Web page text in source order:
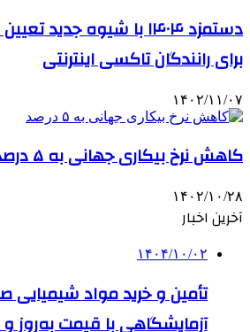
دستمزد ۱۴۰۴ با شیوه
برای رانندگان تاکسی اینترنتی
۱۴۰۲/۱۱/۰۷
کاهش نرخ بیکاری جهانی به ۵ درصد
۱۴۰۲/۱۰/۲۸
آخرین اخبار
۱۴۰۴/۱۰/۰۲
تأمین و خرید مواد شیمیایی
آزمایشگاهی با قیمت به‌روز